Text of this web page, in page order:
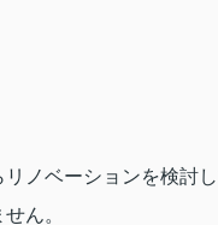
ノベーションを検討
ん。